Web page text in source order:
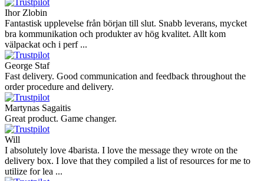
Ihor Zlobin
Fantastisk upplevelse från början till slut. Snabb leverans, mycket
bra kommunikation och produkter av hög kvalitet. Allt kom
välpackat och i perf ...
George Staf
Fast delivery. Good communication and feedback throughout the
order procedure and delivery.
Martynas Sagaitis
Great product. Game changer.
Will
I absolutely love 4barista. I love the message they wrote on the
delivery box. I love that they compiled a list of resources for me to
utilize for lea ...